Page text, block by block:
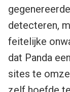
detecteren,
feitelijke
dat Panda
sites te